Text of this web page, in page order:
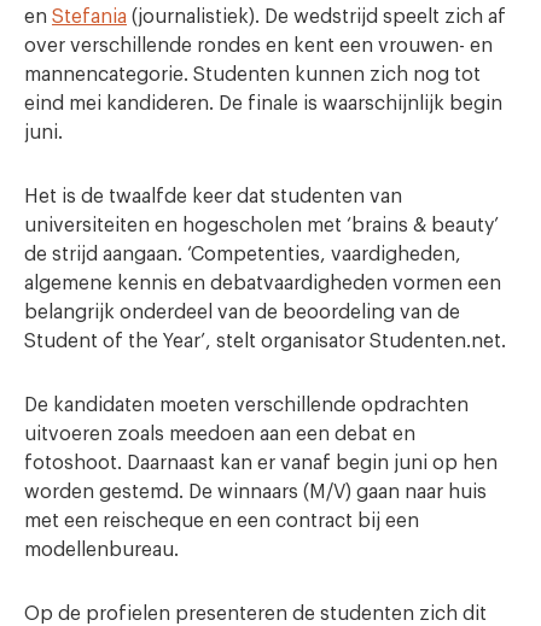
en Stefania (journalistiek). De wedstrijd speelt zich af
over verschillende rondes en kent een vrouwen- en
mannencategorie. Studenten kunnen zich nog tot
eind mei kandideren. De finale is waarschijnlijk begin
juni.
Het is de twaalfde keer dat studenten van
universiteiten en hogescholen met ‘brains & beauty’
de strijd aangaan. ‘Competenties, vaardigheden,
algemene kennis en debatvaardigheden vormen een
belangrijk onderdeel van de beoordeling van de
Student of the Year’, stelt organisator Studenten.net.
De kandidaten moeten verschillende opdrachten
uitvoeren zoals meedoen aan een debat en
fotoshoot. Daarnaast kan er vanaf begin juni op hen
worden gestemd. De winnaars (M/V) gaan naar huis
met een reischeque en een contract bij een
modellenbureau.
Op de profielen presenteren de studenten zich dit